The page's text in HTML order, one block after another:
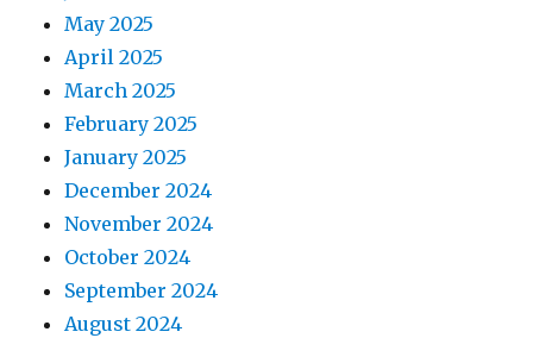
May 2025
April 2025
March 2025
February 2025
January 2025
December 2024
November 2024
October 2024
September 2024
August 2024